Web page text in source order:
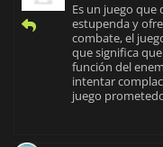
Es un juego que
estupenda y
combate, el
que significa
función del
intentar
juego